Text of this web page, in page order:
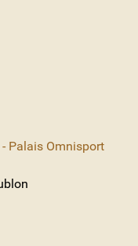
- Palais Omnisport